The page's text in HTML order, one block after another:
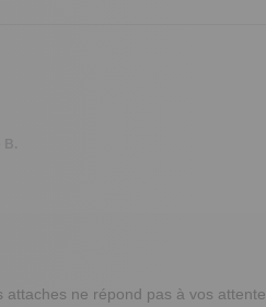
ne répond pas à vos